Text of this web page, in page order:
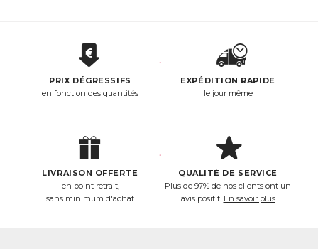
PRIX DÉGRESSIFS
en fonction des quantités
EXPÉDITION RAPIDE
le jour même
LIVRAISON OFFERTE
en point retrait,
sans minimum d'achat
QUALITÉ DE SERVICE
Plus de 97% de nos clients ont un
avis positif. En savoir plus